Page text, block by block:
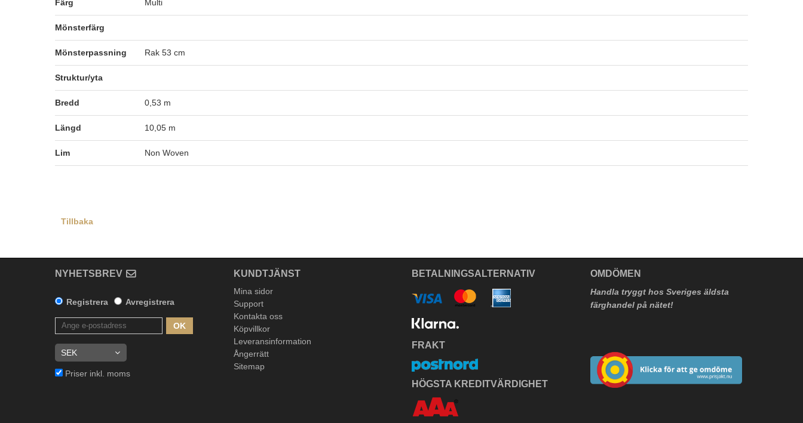
Färg Multi
Mönsterfärg
Mönsterpassning Rak 53 cm
Struktur/yta
Bredd 0,53 m
Längd 10,05 m
Lim Non Woven
Tillbaka
NYHETSBREV
Registrera Avregistrera
OK
Priser inkl. moms
KUNDTJÄNST
Mina sidor
Support
Kontakta oss
Köpvillkor
Leveransinformation
Ångerrätt
Sitemap
BETALNINGSALTERNATIV
FRAKT
HÖGSTA KREDITVÄRDIGHET
OMDÖMEN
Handla tryggt hos Sveriges äldsta
färghandel på nätet!